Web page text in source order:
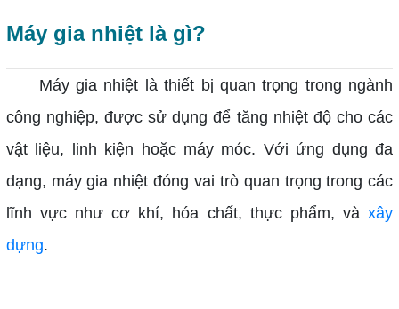
Máy gia nhiệt là gì?
Máy gia nhiệt là thiết bị quan trọng trong ngành
công nghiệp, được sử dụng để tăng nhiệt độ cho các
vật liệu, linh kiện hoặc máy móc. Với ứng dụng đa
dạng, máy gia nhiệt đóng vai trò quan trọng trong các
lĩnh vực như cơ khí, hóa chất, thực phẩm, vàxây
dựng.